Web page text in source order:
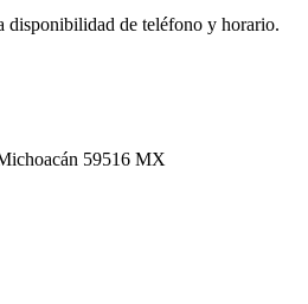
disponibilidad de teléfono y horario.
59516 MX